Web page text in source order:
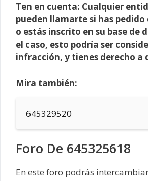
Ten en cuenta: Cualquier
pueden llamarte si has
o estás inscrito en su base de
el caso, esto podría ser
infracción, y tienes derecho a
Mira también:
645329520
Foro De 645325618
En este foro podrás